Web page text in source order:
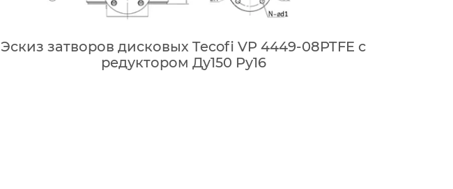
Эскиз затворов дисковых Tecofi VP 4449-08PTFE с
редуктором Ду150 Ру16